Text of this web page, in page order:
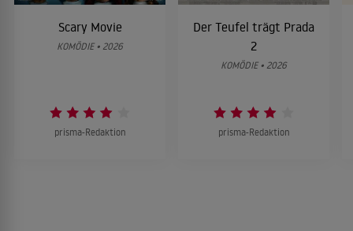
Scary Movie
KOMÖDIE • 2026
prisma-Redaktion
Der Teufel trägt Prada
2
KOMÖDIE • 2026
prisma-Redaktion